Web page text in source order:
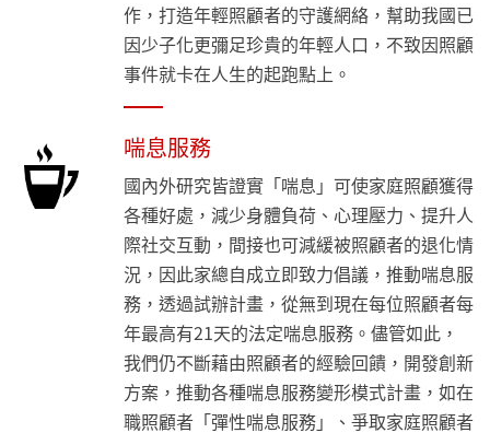
作，打造年輕照顧者的守護網絡，幫助我國已
因少子化更彌足珍貴的年輕人口，不致因照顧
事件就卡在人生的起跑點上。
喘息服務
國內外研究皆證實「喘息」可使家庭照顧獲得
各種好處，減少身體負荷、心理壓力、提升人
際社交互動，間接也可減緩被照顧者的退化情
況，因此家總自成立即致力倡議，推動喘息服
務，透過試辦計畫，從無到現在每位照顧者每
年最高有21天的法定喘息服務。儘管如此，
我們仍不斷藉由照顧者的經驗回饋，開發創新
方案，推動各種喘息服務變形模式計畫，如在
職照顧者「彈性喘息服務」、爭取家庭照顧者